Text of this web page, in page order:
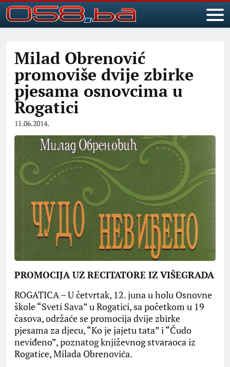
Milad Obrenović
promoviše dvije zbirke
pjesama osnovcima u
Rogatici
11.06.2014.
PROMOCIJA UZ RECITATORE IZ VIŠEGRADA
ROGATICA – U četvrtak, 12. juna u holu Osnovne
škole “Sveti Sava” u Rogatici, sa početkom u 19
časova, održaće se promocija dvije zbirke
pjesama za djecu, “Ko je jajetu tata” i “Čudo
neviđeno”, poznatog književnog stvaraoca iz
Rogatice, Milada Obrenovića.